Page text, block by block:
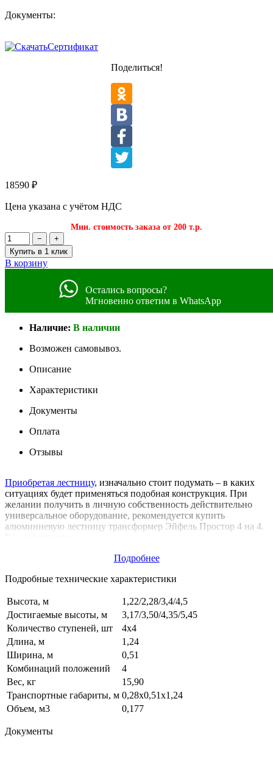
Документы:
Сертификат
Поделиться!
18590 ₽
Цена указана с учётом НДС
Мин. стоимость заказа от 200 т.р.
−
+
Купить в 1 клик
В корзину
Остались вопросы?
Мгновенно ответим в WhatsApp
Наличие: В наличии
Возможен самовывоз.
Описание
Характеристики
Документы
Оплата
Отзывы
Приобретая лестницу, изначально стоит подумать – в каких
ситуациях будет применяться подобная конструкция. При
желании получить в личную собственность действительно
универсальное оборудование, рекомендуется купить
алюминиевую лестницу трансформер Эйфель Простор 4 на 4.
Производитель решил использовать алюминиевые
фурнитурой. Результат – оборудование не боится влаги
Четыре секции по четыре ступени позволяют
раскладывать лестницу в максимальном количестве
вариантов: два типа приставного оборудования,
лестница-стремянка
подмости
Конструкция модели позволяет работать на высоте до
1,22/2,28/3,4/4,5, в зависимости от выбранного варианта
эксплуатации.
В качестве секционных соединений применяется
шарнирная система, позволяющая раскладывать
конструкцию в любую сторону.
трансформер Eiffel Prostor можно приобрести в онлайн-
Подробнее
Подробные технические характеристики
Высота, м
1,22/2,28/3,4/4,5
Достигаемые высоты, м
3,17/3,50/4,35/5,45
Количество ступеней, шт
4х4
Длина, м
1,24
Ширина, м
0,51
Комбинаций положений
4
Вес, кг
15,90
Транспортные габариты, м 0,28х0,51х1,24
Объем, м3
0,177
Документы